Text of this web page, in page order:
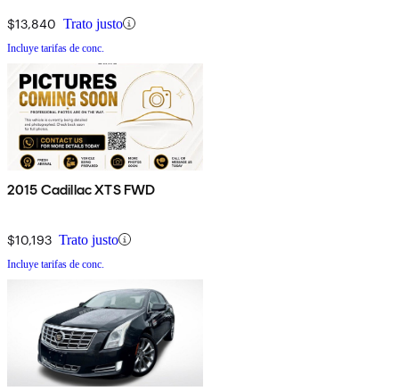
$13,840 Trato justo
Incluye tarifas de conc.
2015 Cadillac XTS FWD
$10,193 Trato justo
Incluye tarifas de conc.